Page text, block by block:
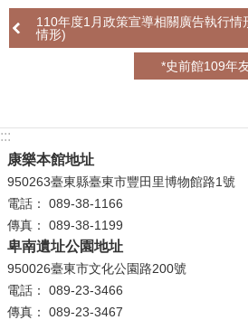
索
認
便
民
服
務
性
別
平
110年度1月政策宣導相關廣告執行情
情形)
*史前館109年
:::
康樂本館地址
950263臺東縣臺東市豐田里博物館路1號
電話： 089-38-1166
傳真： 089-38-1199
卑南遺址公園地址
950026臺東市文化公園路200號
電話： 089-23-3466
傳真： 089-23-3467